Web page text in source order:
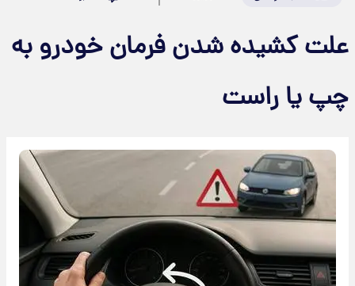
علت کشیده شدن فرمان خودرو به
چپ یا راست